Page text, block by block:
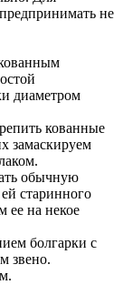
не
диаметром
кованные
замаскируем
обычную
старинного
ее на некое
болгарки с
звено.